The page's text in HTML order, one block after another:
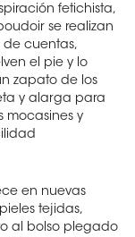
fetichista,
se realizan
cuentas,
el pie y lo
zapato de los
y alarga para
mocasines y
en nuevas
tejidas,
al bolso plegado